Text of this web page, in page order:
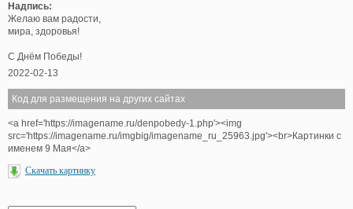
Надпись:
Желаю вам радости,
мира, здоровья!
С Днём Победы!
2022-02-13
Код для размещения на других сайтах
<a href='https://imagename.ru/denpobedy-1.php'><img
src='https://imagename.ru/imgbig/imagename_ru_25963.jpg'><br>Картинки с
именем 9 Мая</a>
Скачать картинку